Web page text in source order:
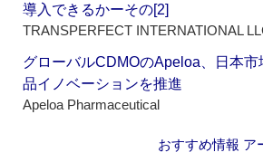
導入できるかーその[2]
TRANSPERFECT INTERNATIONAL
グローバルCDMOのApeloa、日本
品イノベーションを推進
Apeloa Pharmaceutical
おすすめ情報 ア